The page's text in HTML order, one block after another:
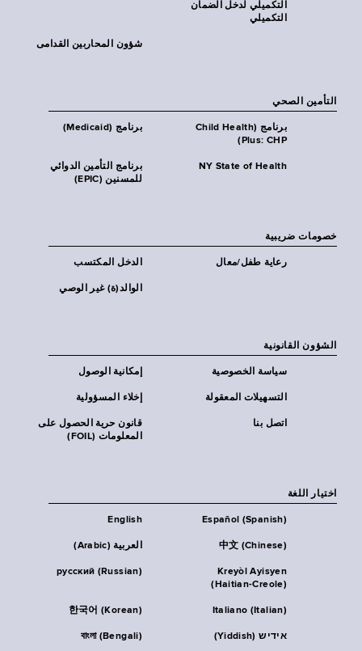
التكميلي لدخل الضمان
التكميلي
شؤون المحاربين القدامى
التأمين الصحي
برنامج (Medicaid)
برنامج (Child Health
Plus: CHP)
برنامج التأمين الدوائي
للمسنين (EPIC)
NY State of Health
خصومات ضريبية
الدخل المكتسب رعاية طفل/معال
الوالد(ة) غير الوصي
الشؤون القانونية
إمكانية الوصول سياسة الخصوصية
إخلاء المسؤولية التسهيلات المعقولة
قانون حرية الحصول على
المعلومات (FOIL)
اتصل بنا
اختيار اللغة
English Español (Spanish)
العربية (Arabic) 中文 (Chinese)
русский (Russian)
Kreyòl Ayisyen
(Haitian-Creole)
한국어 (Korean) Italiano (Italian)
বাংলা (Bengali) אידיש (Yiddish)